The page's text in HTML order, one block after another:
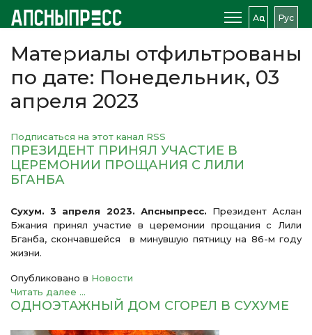
Аԥс Рус
Материалы отфильтрованы
по дате: Понедельник, 03
апреля 2023
Подписаться на этот канал RSS
ПРЕЗИДЕНТ ПРИНЯЛ УЧАСТИЕ В
ЦЕРЕМОНИИ ПРОЩАНИЯ С ЛИЛИ
БГАНБА
Сухум. 3 апреля 2023. Апсныпресс. Президент Аслан
Бжания принял участие в церемонии прощания с Лили
Бганба, скончавшейся в минувшую пятницу на 86-м году
жизни.
Опубликовано в Новости
Читать далее ...
ОДНОЭТАЖНЫЙ ДОМ СГОРЕЛ В СУХУМЕ